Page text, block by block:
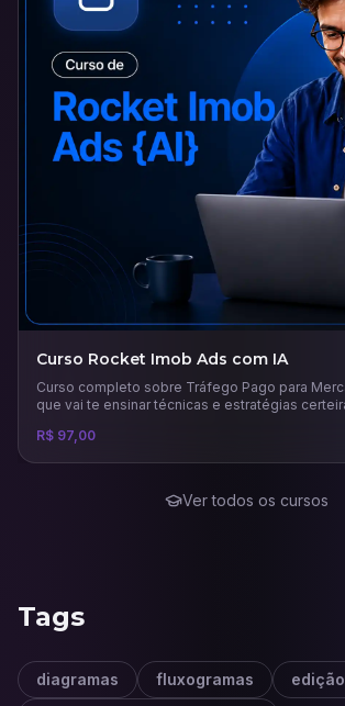
Curso Rocket Imob Ads com IA
Curso completo sobre Tráfego Pago para
que vai te ensinar técnicas e estratégias
R$ 97,00
Ver todos os cursos
Tags
diagramas fluxogramas